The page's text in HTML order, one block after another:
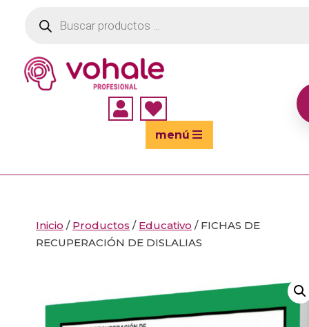
productos
 
menú
Inicio / Productos / Educativo / FICHAS DE
RECUPERACIÓN DE DISLALIAS